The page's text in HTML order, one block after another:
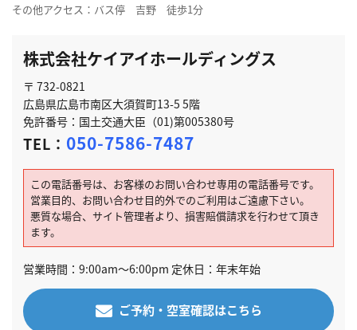
その他アクセス：バス停 吉野 徒歩1分
株式会社ケイアイホールディングス
〒 732-0821
広島県広島市南区大須賀町13-5 5階
免許番号：国土交通大臣（01)第005380号
TEL： 050-7586-7487
この電話番号は、お客様のお問い合わせ専用の電話番号です。
営業目的、お問い合わせ目的外でのご利用はご遠慮下さい。
悪質な場合、サイト管理者より、損害賠償請求を行わせて頂き
ます。
営業時間：9:00am～6:00pm 定休日：年末年始
ご予約・空室確認はこちら